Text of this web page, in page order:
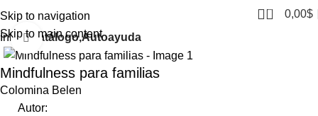
Skip to navigation
Skip to main content
0 0,00$
Inicio Catálogo,Autoayuda
Click to enlarge
Mindfulness para familias
Colomina Belen
Autor: